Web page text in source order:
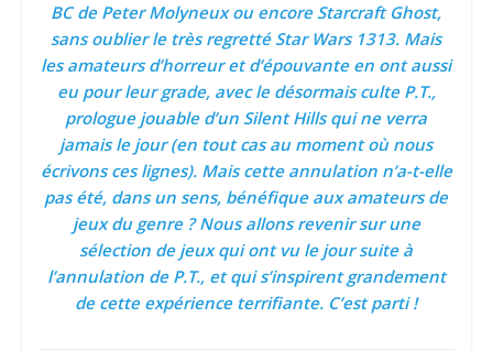
BC de Peter Molyneux ou encore Starcraft Ghost,
sans oublier le très regretté Star Wars 1313. Mais
les amateurs d’horreur et d’épouvante en ont aussi
eu pour leur grade, avec le désormais culte P.T.,
prologue jouable d’un Silent Hills qui ne verra
jamais le jour (en tout cas au moment où nous
écrivons ces lignes). Mais cette annulation n’a-t-elle
pas été, dans un sens, bénéfique aux amateurs de
jeux du genre ? Nous allons revenir sur une
sélection de jeux qui ont vu le jour suite à
l’annulation de P.T., et qui s’inspirent grandement
de cette expérience terrifiante. C’est parti !